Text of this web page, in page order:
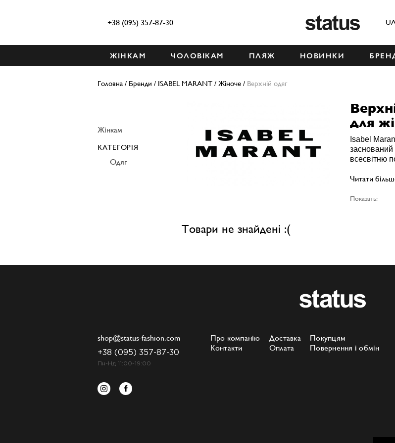
+38 (095) 357-87-30
ЖІНКАМ ЧОЛОВІКАМ ПЛЯЖ НОВИНКИ
Головна / Бренди / ISABEL MARANT / Жіноче / Верхній одяг
для
Isabel
всесвітню
Читати
Показать:
Товари не знайдені :(
Жінкам
КАТЕГОРІЯ
Одяг
Про компанію
Контакти
Доставка
Оплата
Покупцям
Повернення і обмін
shop@status-fashion.com
+38 (095) 357-87-30
Пн-Нд 11:00-19:00